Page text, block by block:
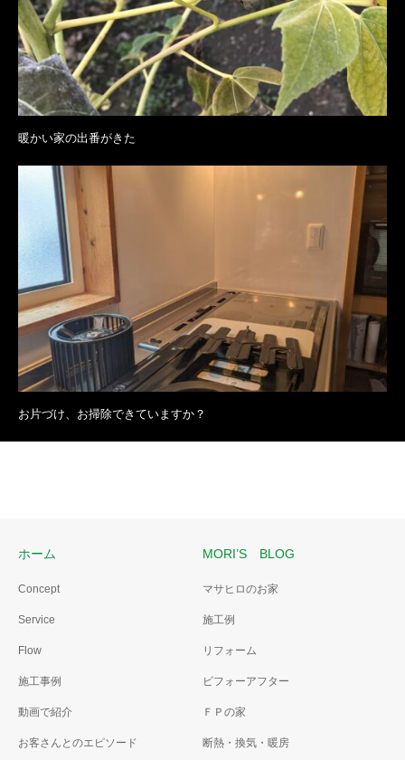
暖かい家の出番がきた
お片づけ、お掃除できていますか？
ホーム
Concept
Service
Flow
施工事例
動画で紹介
お客さんとのエピソード
MORI’S BLOG
マサヒロのお家
施工例
リフォーム
ビフォーアフター
ＦＰの家
断熱・換気・暖房